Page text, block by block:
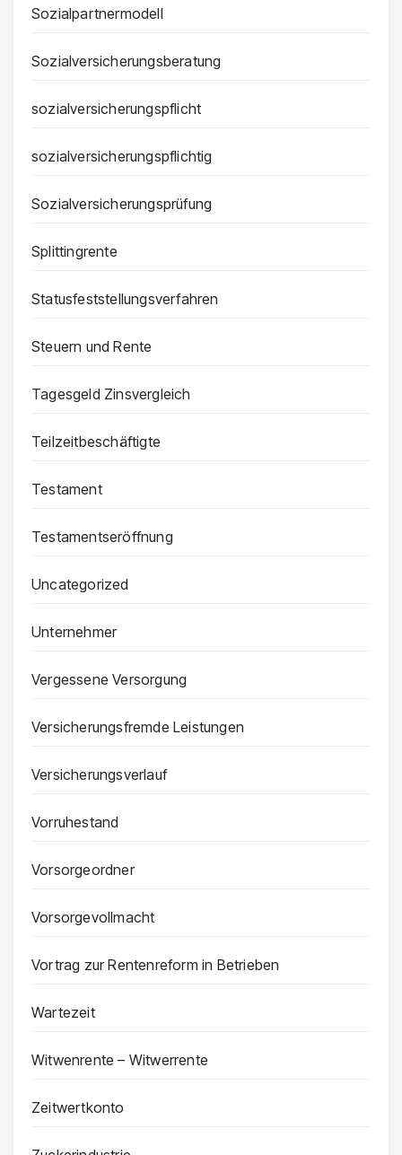
Sozialpartnermodell
Sozialversicherungsberatung
sozialversicherungspflicht
sozialversicherungspflichtig
Sozialversicherungsprüfung
Splittingrente
Statusfeststellungsverfahren
Steuern und Rente
Tagesgeld Zinsvergleich
Teilzeitbeschäftigte
Testament
Testamentseröffnung
Uncategorized
Unternehmer
Vergessene Versorgung
Versicherungsfremde Leistungen
Versicherungsverlauf
Vorruhestand
Vorsorgeordner
Vorsorgevollmacht
Vortrag zur Rentenreform in Betrieben
Wartezeit
Witwenrente – Witwerrente
Zeitwertkonto